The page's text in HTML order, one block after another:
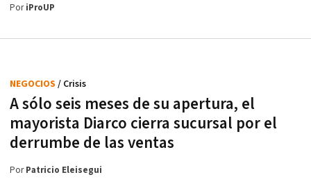
PoriProUP
A sólo seis meses de su apertura, el
mayorista Diarco cierra sucursal por el
derrumbe de las ventas
NEGOCIOS / Crisis
PorPatricio Eleisegui